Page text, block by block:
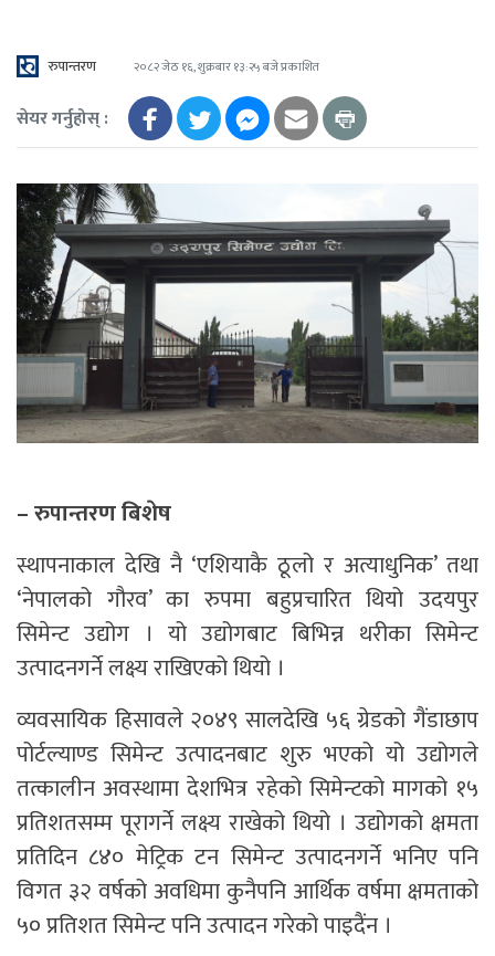
रुपान्तरण २०८२ जेठ १६, शुक्रबार १३:२५ बजे प्रकाशित
सेयर गर्नुहोस् :
– रुपान्तरण बिशेष
स्थापनाकाल देखि नै ‘एशियाकै ठूलो र अत्याधुनिक’ तथा
‘नेपालको गौरव’ का रुपमा बहुप्रचारित थियो उदयपुर
सिमेन्ट उद्योग । यो उद्योगबाट बिभिन्न थरीका सिमेन्ट
उत्पादनगर्ने लक्ष्य राखिएको थियो ।
व्यवसायिक हिसावले २०४९ सालदेखि ५६ ग्रेडको गैंडाछाप
पोर्टल्याण्ड सिमेन्ट उत्पादनबाट शुरु भएको यो उद्योगले
तत्कालीन अवस्थामा देशभित्र रहेको सिमेन्टको मागको १५
प्रतिशतसम्म पूरागर्ने लक्ष्य राखेको थियो । उद्योगको क्षमता
प्रतिदिन ८४० मेट्रिक टन सिमेन्ट उत्पादनगर्ने भनिए पनि
विगत ३२ वर्षको अवधिमा कुनैपनि आर्थिक वर्षमा क्षमताको
५० प्रतिशत सिमेन्ट पनि उत्पादन गरेको पाइदैंन ।